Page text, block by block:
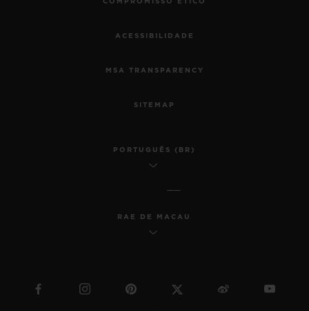
COMPROMISSO ÉTICO
ACESSIBILIDADE
MSA TRANSPARENCY
SITEMAP
PORTUGUÊS (BR)
RAE DE MACAU